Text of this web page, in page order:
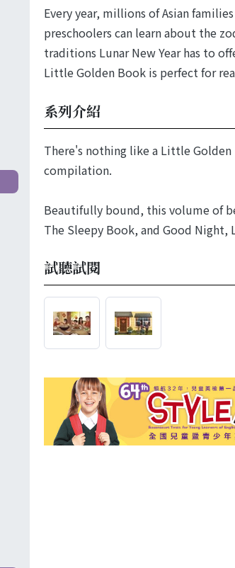
Every year, millions of Asian
preschoolers can learn about the
traditions Lunar New Year has to
Little Golden Book is perfect for
系列介紹
There's nothing like a Little
compilation.
Beautifully bound, this volume of
The Sleepy Book, and Good
試聽試閱